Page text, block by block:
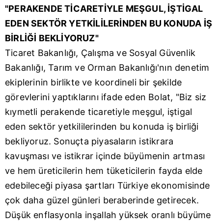
"PERAKENDE TİCARETİYLE MEŞGUL, İŞTİGAL
EDEN SEKTÖR YETKİLİLERİNDEN BU KONUDA İŞ
BİRLİĞİ BEKLİYORUZ"
Ticaret Bakanlığı, Çalışma ve Sosyal Güvenlik
Bakanlığı, Tarım ve Orman Bakanlığı'nın denetim
ekiplerinin birlikte ve koordineli bir şekilde
görevlerini yaptıklarını ifade eden Bolat, "Biz siz
kıymetli perakende ticaretiyle meşgul, iştigal
eden sektör yetkililerinden bu konuda iş birliği
bekliyoruz. Sonuçta piyasaların istikrara
kavuşması ve istikrar içinde büyümenin artması
ve hem üreticilerin hem tüketicilerin fayda elde
edebileceği piyasa şartları Türkiye ekonomisinde
çok daha güzel günleri beraberinde getirecek.
Düşük enflasyonla inşallah yüksek oranlı büyüme